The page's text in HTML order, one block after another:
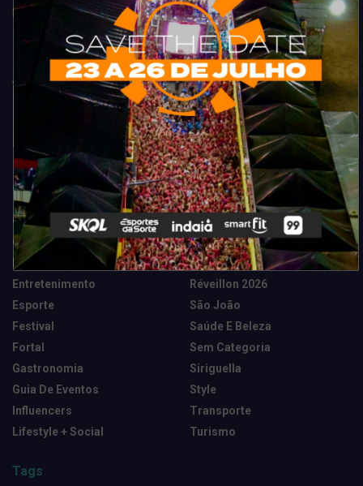
Fortaleza. Dicas, promoções, coberturas exclusivas e muito mais.
Categorias
Camarote Vip Junino
Cidade
Destaques
Entretenimento
Esporte
Festival
Fortal
Gastronomia
Guia De Eventos
Influencers
Lifestyle + Social
Marketing E Negócios
Música
News Tech
Réveillon 2026
São João
Saúde E Beleza
Sem Categoria
Siriguella
Style
Transporte
Turismo
Tags